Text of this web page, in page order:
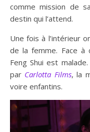
comme mission de
destin qui l’attend.
Une fois à l’intérieur
de la femme. Face à
Feng Shui est
par Carlotta Films, la
voire enfantins.